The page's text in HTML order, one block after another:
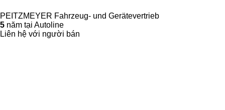
PEITZMEYER Fahrzeug- und Gerätevertrieb
5 năm tại Autoline
Liên hệ với người bán